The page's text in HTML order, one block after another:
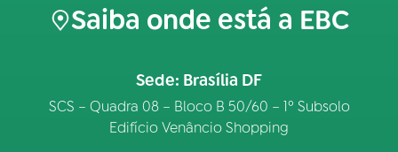
Saiba onde está a EBC
Sede: Brasília DF
SCS – Quadra 08 – Bloco B 50/60 – 1º Subsolo
Edifício Venâncio Shopping